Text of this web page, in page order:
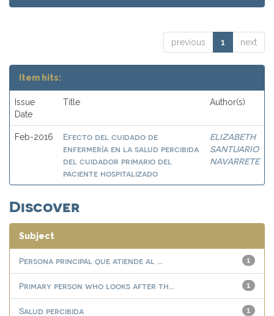
previous 1 next
Item hits:
Issue
Date
Title Author(s)
Feb-2016
Efecto del cuidado de
enfermería en la salud percibida
del cuidador primario del
paciente hospitalizado
ELIZABETH
SANTUARIO
NAVARRETE
Discover
Subject
1
Persona principal que atiende al ...
1
Primary person who looks after th...
1
Salud percibida